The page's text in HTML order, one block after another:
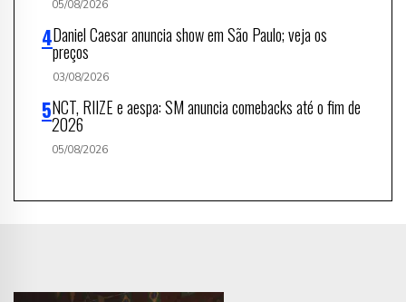
05/08/2026
Daniel Caesar anuncia show em São Paulo; veja os
preços
03/08/2026
NCT, RIIZE e aespa: SM anuncia comebacks até o fim de
2026
05/08/2026